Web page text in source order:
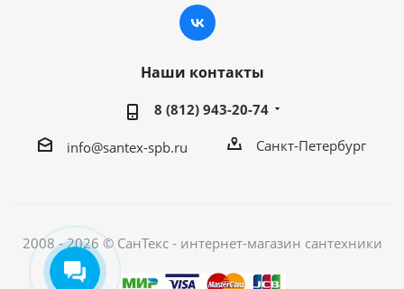
Наши контакты
8 (812) 943-20-74
info@santex-spb.ru Санкт-Петербург
2008 - 2026 © СанТекс - интернет-магазин cантехники